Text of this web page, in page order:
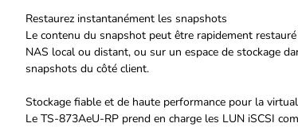
Restaurez instantanément les snapshots
Le contenu du snapshot peut être rapidement
NAS local ou distant, ou sur un espace de stockage
snapshots du côté client.
Stockage fiable et de haute performance pour la
Le TS-873AeU-RP prend en charge les LUN iSCSI